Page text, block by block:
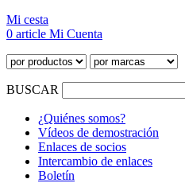
Mi cesta
0 article Mi Cuenta
BUSCAR
¿Quiénes somos?
Vídeos de demostración
Enlaces de socios
Intercambio de enlaces
Boletín